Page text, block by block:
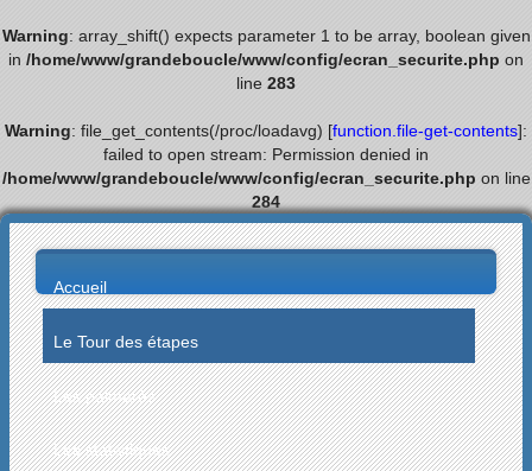
Warning: array_shift() expects parameter 1 to be array, boolean given
in /home/www/grandeboucle/www/config/ecran_securite.php on
line 283
Warning: file_get_contents(/proc/loadavg) [function.file-get-contents]:
failed to open stream: Permission denied in
/home/www/grandeboucle/www/config/ecran_securite.php on line
284
Accueil
Le Tour des étapes
Les palmarès
Les statistiques